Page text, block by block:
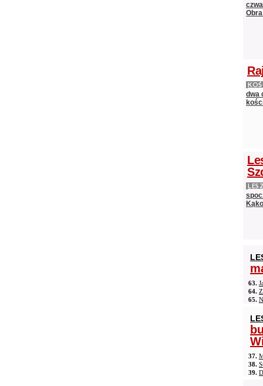
dwa
63.
64.
65.
37.
38.
39.